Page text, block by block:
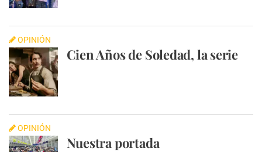
OPINIÓN
Cien Años de Soledad, la serie
OPINIÓN
Nuestra portada